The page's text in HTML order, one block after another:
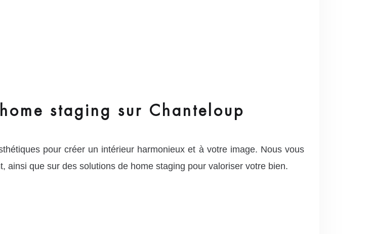
staging sur Chanteloup
pour créer un intérieur harmonieux et à votre image. Nous vous
ainsi que sur des solutions de home staging pour valoriser votre bien.